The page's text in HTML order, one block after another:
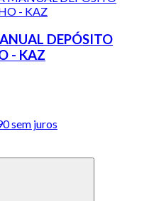
DEPÓSITO
- KAZ
sem juros